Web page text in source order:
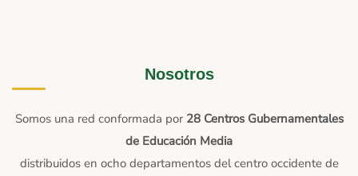
Nosotros
Somos una red conformada por 28 Centros Gubernamentales
de Educación Media
distribuidos en ocho departamentos del centro occidente de